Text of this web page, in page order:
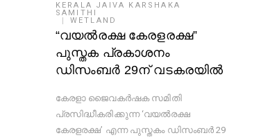
KERALA JAIVA KARSHAKA
SAMITHI
WETLAND
“വയല്‍രക്ഷ കേരളരക്ഷ”
പുസ്തക പ്രകാശനം
ഡിസംബര്‍ 29ന് വടകരയില്‍
കേരളാ ജൈവകർഷക സമിതി
പ്രസിദ്ധീകരിക്കുന്ന ‘വയൽരക്ഷ
കേരളരക്ഷ’ എന്ന പുസ്തകം ഡിസംബർ 29